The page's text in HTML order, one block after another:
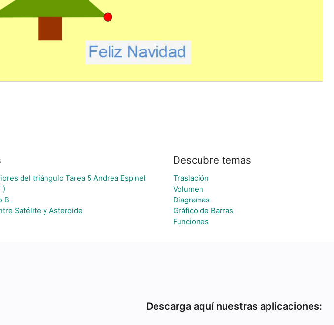
del triángulo Tarea 5 Andrea Espinel
)
B
Satélite y Asteroide
Descubre temas
Traslación
Volumen
Diagramas
Gráfico de Barras
Funciones
Descarga aquí nuestras aplicaciones: